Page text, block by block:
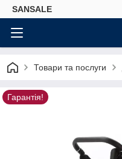
SANSALE
Товари та послуги
Гарантія!